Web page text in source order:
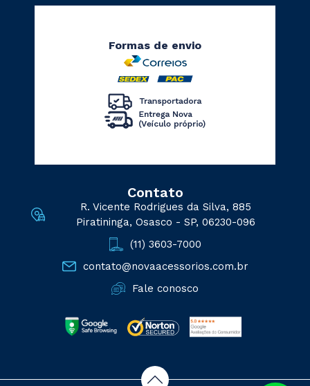
Formas de envio
Contato
R. Vicente Rodrigues da Silva, 885
Piratininga, Osasco - SP, 06230-096
(11) 3603-7000
contato@novaacessorios.com.br
Fale conosco